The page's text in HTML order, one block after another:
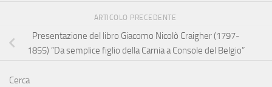
ARTICOLO PRECEDENTE
Presentazione del libro Giacomo Nicolò Craigher (1797-
1855) “Da semplice figlio della Carnia a Console del Belgio”
Cerca